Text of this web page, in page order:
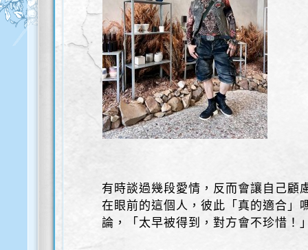
有時談過幾段愛情，反而會讓自己顧
在眼前的這個人，彼此「真的適合」
論，「太早被得到，對方會不珍惜！